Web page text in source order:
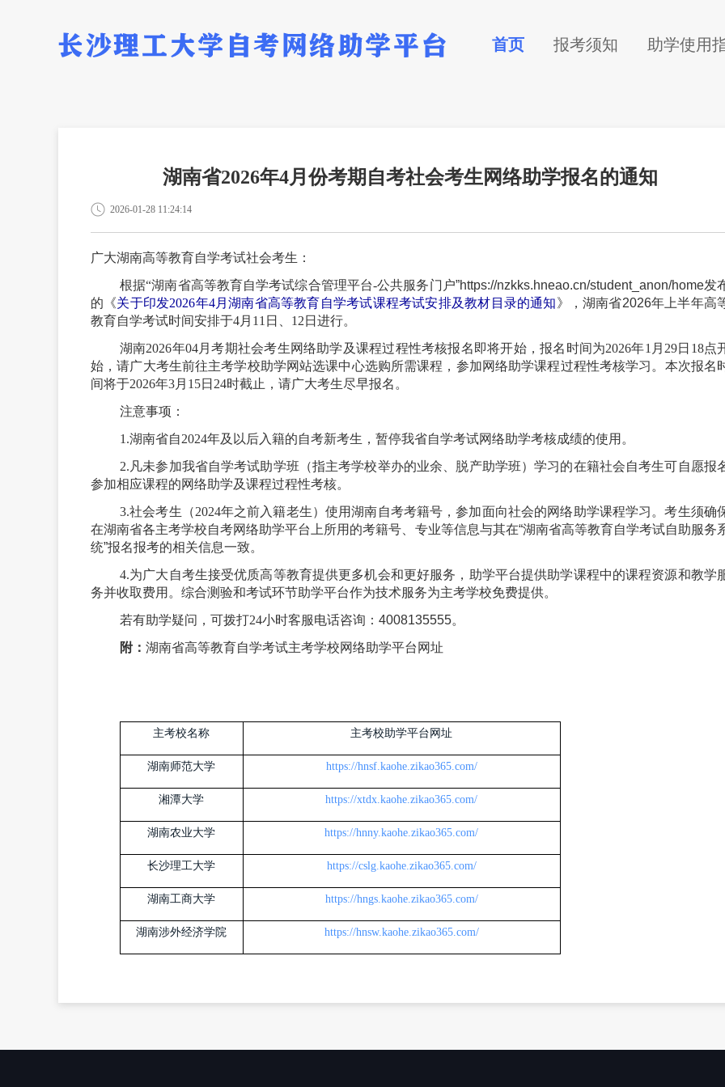
首页 报考须知 助学使用
湖南省2026年4月份考期自考社会考生网络助学报名的通知
2026-01-28 11:24:14
广大湖南高等教育自学考试社会考生：
根据“湖南省高等教育自学考试综合管理平台-公共服务门户”https://nzkks.hneao.cn/student_anon/home发
的《关于印发2026年4月湖南省高等教育自学考试课程考试安排及教材目录的通知》，湖南省2026年上半年高
教育自学考试时间安排于4月11日、12日进行。
湖南2026年04月考期社会考生网络助学及课程过程性考核报名即将开始，报名时间为2026年1月29日18点
始，请广大考生前往主考学校助学网站选课中心选购所需课程，参加网络助学课程过程性考核学习。本次报名
间将于2026年3月15日24时截止，请广大考生尽早报名。
注意事项：
1.湖南省自2024年及以后入籍的自考新考生，暂停我省自学考试网络助学考核成绩的使用。
2.凡未参加我省自学考试助学班（指主考学校举办的业余、脱产助学班）学习的在籍社会自考生可自愿报
参加相应课程的网络助学及课程过程性考核。
3.社会考生（2024年之前入籍老生）使用湖南自考考籍号，参加面向社会的网络助学课程学习。考生须确
在湖南省各主考学校自考网络助学平台上所用的考籍号、专业等信息与其在“湖南省高等教育自学考试自助服务
统”报名报考的相关信息一致。
4.为广大自考生接受优质高等教育提供更多机会和更好服务，助学平台提供助学课程中的课程资源和教学
务并收取费用。综合测验和考试环节助学平台作为技术服务为主考学校免费提供。
若有助学疑问，可拨打24小时客服电话咨询： 4008135555。
附： 湖南省高等教育自学考试主考学校网络助学平台网址
主考校名称 主考校助学平台网址
湖南师范大学 https://hnsf.kaohe.zikao365.com/
湘潭大学 https://xtdx.kaohe.zikao365.com/
湖南农业大学 https://hnny.kaohe.zikao365.com/
长沙理工大学 https://cslg.kaohe.zikao365.com/
湖南工商大学 https://hngs.kaohe.zikao365.com/
湖南涉外经济学院 https://hnsw.kaohe.zikao365.com/